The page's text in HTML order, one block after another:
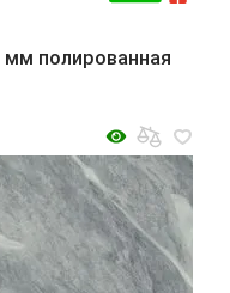
мм полированная